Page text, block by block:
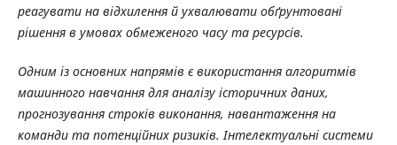
реагувати на відхилення й ухвалювати обґрунтовані
рішення в умовах обмеженого часу та ресурсів.
Одним із основних напрямів є використання алгоритмів
машинного навчання для аналізу історичних даних,
прогнозування строків виконання, навантаження на
команди та потенційних ризиків. Інтелектуальні системи